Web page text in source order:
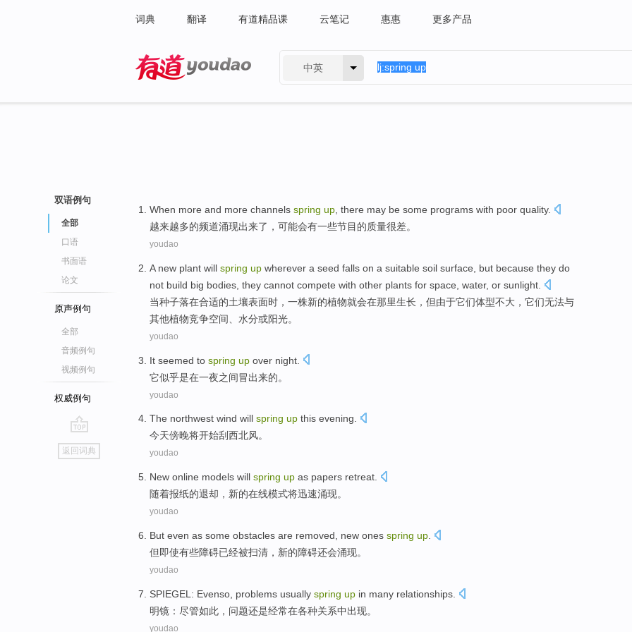
词典 翻译 有道精品课 云笔记 惠惠 更多产品
中英
双语例句
全部
口语
书面语
论文
原声例句
全部
音频例句
视频例句
权威例句
go
top
返回词典
When more and more channels spring up there may be some programs with poor quality.
越来越多的频道涌现出来了， 可能会有一些节目 的质量很差。
youdao
A new plant will spring up wherever a seed falls on a suitable soil surface but because they do
not build big bodies, they cannot compete with other plants for space water, or sunlight
当种子落在合适的土壤表面时， 一株新的植物就会在那里生长， 但由于它们体型不大 ，它们无法与
其他植物竞争空间 水分或阳光。
youdao
It seemed to spring up over night
它似乎是在一夜之间冒出来的。
youdao
The northwest wind will spring up this evening.
今天傍晚将开始刮西北风。
youdao
New online models will spring up as papers retreat
随着报纸的退却 ， 新的在线模式将迅速涌现。
youdao
But even as some obstacles are removed new ones spring up
但 即使有些障碍已经被扫清， 新的障碍还会涌现。
youdao
SPIEGEL : Evenso, problems usually spring up in many relationships
明镜 ：尽管如此， 问题还是经常在各种关系中出现。
youdao